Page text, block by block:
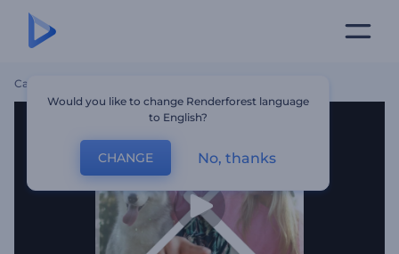
Casa
Would you like to change Renderforest language
to English?
CHANGE No, thanks